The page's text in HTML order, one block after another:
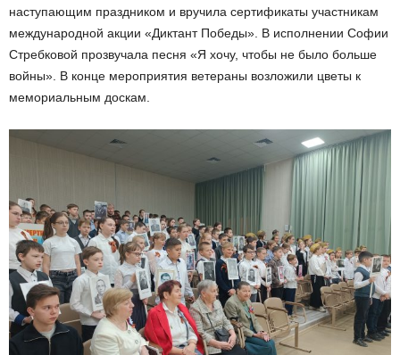
наступающим праздником и вручила сертификаты участникам
международной акции «Диктант Победы». В исполнении Софии
Стребковой прозвучала песня «Я хочу, чтобы не было больше
войны». В конце мероприятия ветераны возложили цветы к
мемориальным доскам.